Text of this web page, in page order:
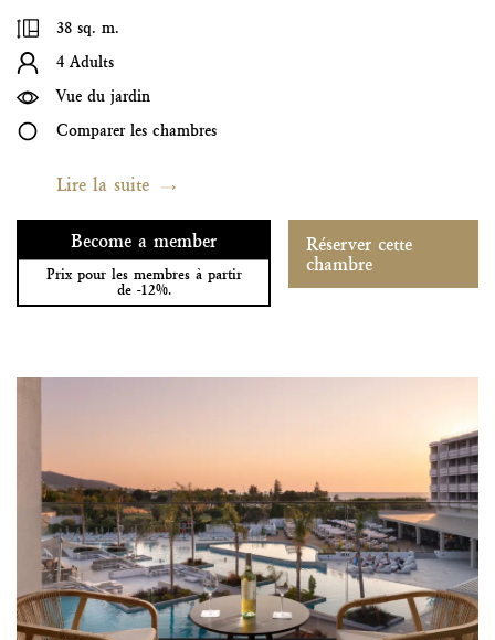
38 sq. m.
4 Adults
Vue du jardin
Comparer les chambres
Lire la suite
Become a member
Prix pour les membres à partir
de -12%.
Réserver cette
chambre